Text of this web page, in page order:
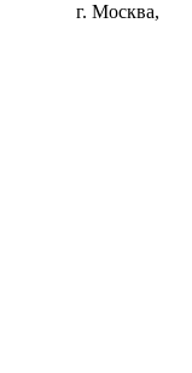
г. Москва,